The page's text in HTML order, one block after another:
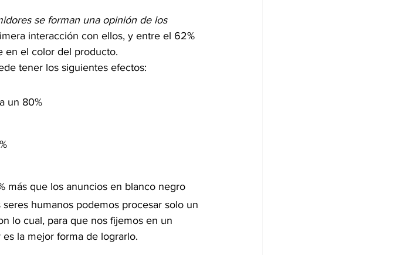
se forman una opinión de los
interacción con ellos, y entre el 62%
en el color del producto.
tener los siguientes efectos:
un 80%
más que los anuncios en blanco negro
humanos podemos procesar solo un
lo cual, para que nos fijemos en un
la mejor forma de lograrlo.